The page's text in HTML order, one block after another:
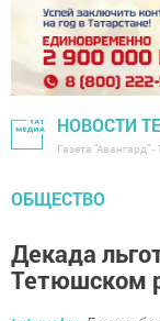
НОВОСТИ
Газета "Авангард"
ОБЩЕСТВО
Декада
Тетюшском